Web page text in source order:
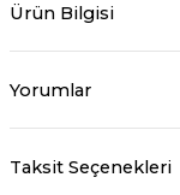
Ürün Bilgisi
Yorumlar
Taksit Seçenekleri